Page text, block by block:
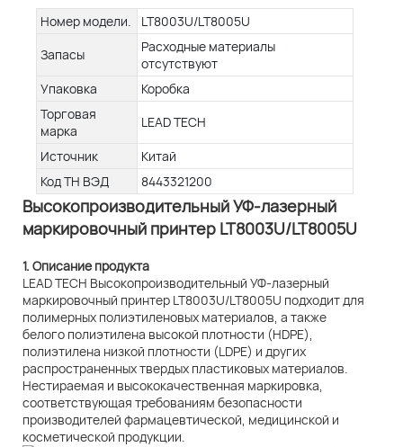
Номер модели.
LT8003U/LT8005U
Запасы
Расходные материалы
отсутствуют
Упаковка
Коробка
Торговая
марка
LEAD TECH
Источник
Китай
Код ТН ВЭД
8443321200
Высокопроизводительный УФ-лазерный
маркировочный принтер LT8003U/LT8005U
1. Описание продукта
LEAD TECH Высокопроизводительный УФ-лазерный
маркировочный принтер LT8003U/LT8005U подходит для
полимерных полиэтиленовых материалов, а также
белого полиэтилена высокой плотности (HDPE),
полиэтилена низкой плотности (LDPE) и других
распространенных твердых пластиковых материалов.
Нестираемая и высококачественная маркировка,
соответствующая требованиям безопасности
производителей фармацевтической, медицинской и
косметической продукции.